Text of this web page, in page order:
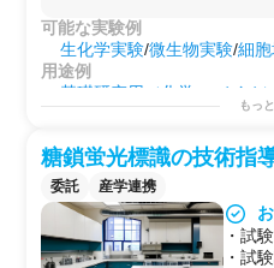
可能な実験例
生化学実験/微生物実験/細
用途例
基礎研究用（化学・バイオ）
もっ
糖鎖蛍光標識の技術指
委託 産学連携
・試
・試